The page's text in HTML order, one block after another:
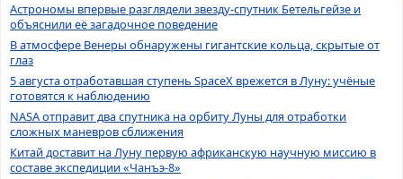
Астрономы впервые разглядели звезду-спутник Бетельгейзе и
объяснили её загадочное поведение
В атмосфере Венеры обнаружены гигантские кольца, скрытые от
глаз
5 августа отработавшая ступень SpaceX врежется в Луну: учёные
готовятся к наблюдению
NASA отправит два спутника на орбиту Луны для отработки
сложных маневров сближения
Китай доставит на Луну первую африканскую научную миссию в
составе экспедиции «Чанъэ-8»